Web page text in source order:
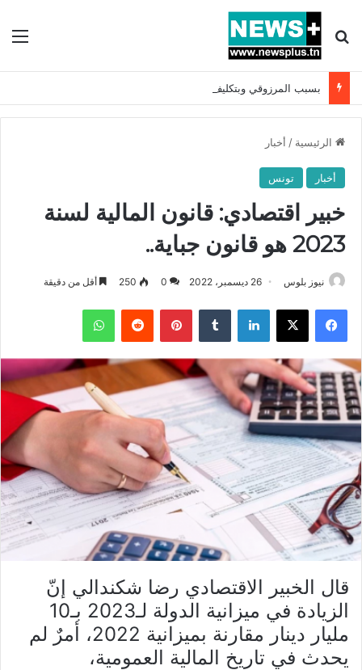
بحث عن
الرئيسية / أخبار
أخبار تونس
خبير اقتصادي: قانون المالية لسنة
2023 هو قانون جباية..
نيوز بلوس 26 ديسمبر، 2022 0
250 أقل من دقيقة
فيسبوك X لينكدإن بينتيريست واتساب
قال الخبير الاقتصادي رضا شكندالي إنّ
الزيادة في ميزانية الدولة لـ2023 بـ10
مليار دينار مقارنة بميزانية 2022، أمرٌ لم
يحدث في تاريخ المالية العمومية،